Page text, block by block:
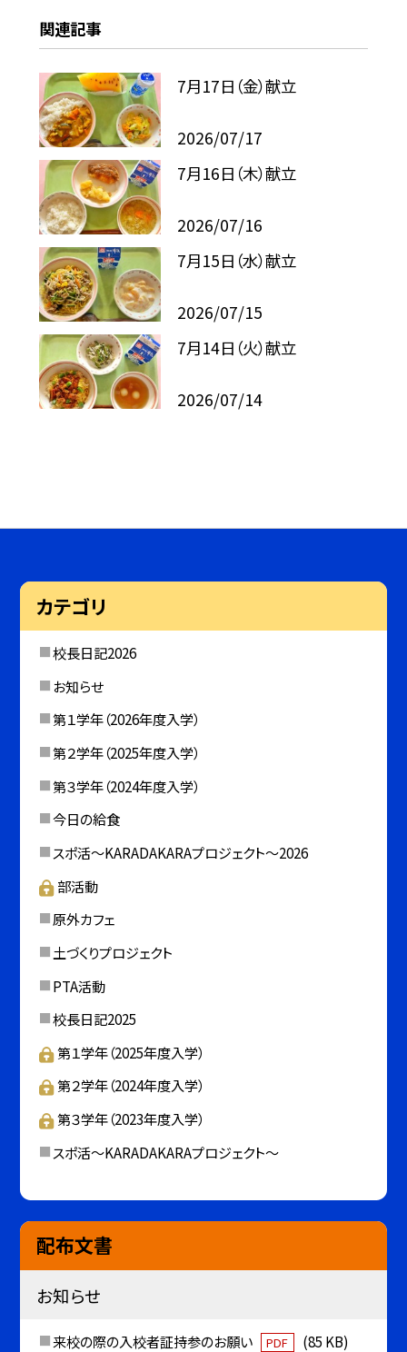
関連記事
7月17日（金）献立
2026/07/17
7月16日（木）献立
2026/07/16
7月15日（水）献立
2026/07/15
7月14日（火）献立
2026/07/14
カテゴリ
校長日記2026
お知らせ
第１学年（2026年度入学）
第２学年（2025年度入学）
第３学年（2024年度入学）
今日の給食
スポ活～KARADAKARAプロジェクト～2026
部活動
原外カフェ
土づくりプロジェクト
PTA活動
校長日記2025
第１学年（2025年度入学）
第２学年（2024年度入学）
第３学年（2023年度入学）
スポ活～KARADAKARAプロジェクト～
配布文書
お知らせ
来校の際の入校者証持参のお願い PDF (85 KB)